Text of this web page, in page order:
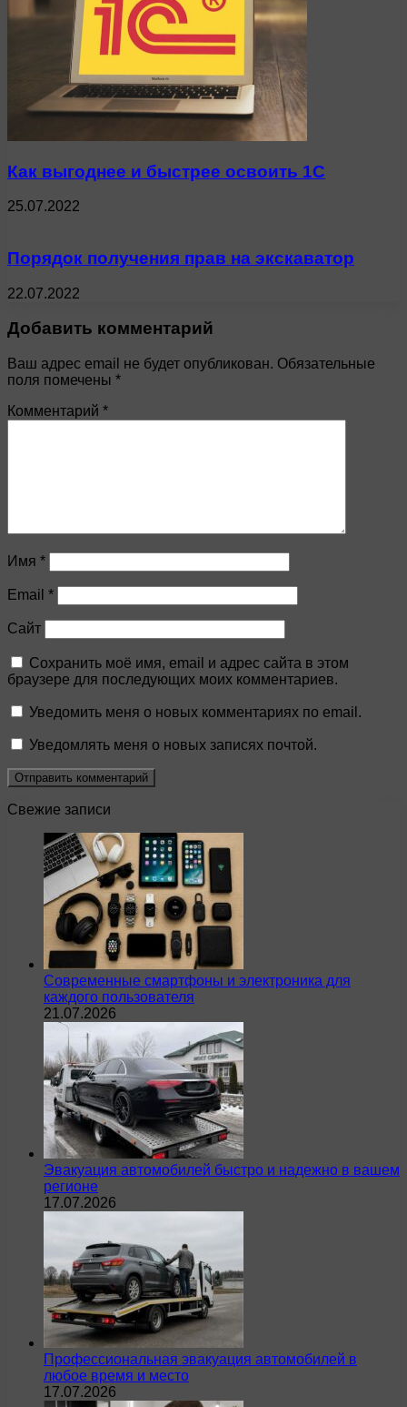
Как выгоднее и быстрее освоить 1С
25.07.2022
Порядок получения прав на экскаватор
22.07.2022
Добавить комментарий
Ваш адрес email не будет опубликован. Обязательные
поля помечены *
Комментарий *
Имя *
Email *
Сайт
Сохранить моё имя, email и адрес сайта в этом
браузере для последующих моих комментариев.
Уведомить меня о новых комментариях по email.
Уведомлять меня о новых записях почтой.
Свежие записи
Современные смартфоны и электроника для
каждого пользователя
21.07.2026
Эвакуация автомобилей быстро и надежно в вашем
регионе
17.07.2026
Профессиональная эвакуация автомобилей в
любое время и место
17.07.2026